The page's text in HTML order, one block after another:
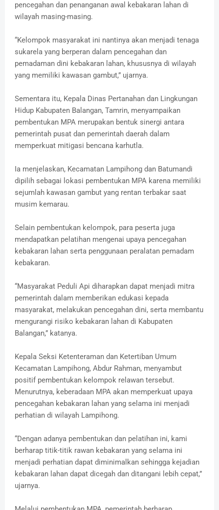
pencegahan dan penanganan awal kebakaran lahan di
wilayah masing-masing.
“Kelompok masyarakat ini nantinya akan menjadi tenaga
sukarela yang berperan dalam pencegahan dan
pemadaman dini kebakaran lahan, khususnya di wilayah
yang memiliki kawasan gambut,” ujarnya.
Sementara itu, Kepala Dinas Pertanahan dan Lingkungan
Hidup Kabupaten Balangan, Tamrin, menyampaikan
pembentukan MPA merupakan bentuk sinergi antara
pemerintah pusat dan pemerintah daerah dalam
memperkuat mitigasi bencana karhutla.
Ia menjelaskan, Kecamatan Lampihong dan Batumandi
dipilih sebagai lokasi pembentukan MPA karena memiliki
sejumlah kawasan gambut yang rentan terbakar saat
musim kemarau.
Selain pembentukan kelompok, para peserta juga
mendapatkan pelatihan mengenai upaya pencegahan
kebakaran lahan serta penggunaan peralatan pemadam
kebakaran.
“Masyarakat Peduli Api diharapkan dapat menjadi mitra
pemerintah dalam memberikan edukasi kepada
masyarakat, melakukan pencegahan dini, serta membantu
mengurangi risiko kebakaran lahan di Kabupaten
Balangan,” katanya.
Kepala Seksi Ketenteraman dan Ketertiban Umum
Kecamatan Lampihong, Abdur Rahman, menyambut
positif pembentukan kelompok relawan tersebut.
Menurutnya, keberadaan MPA akan memperkuat upaya
pencegahan kebakaran lahan yang selama ini menjadi
perhatian di wilayah Lampihong.
“Dengan adanya pembentukan dan pelatihan ini, kami
berharap titik-titik rawan kebakaran yang selama ini
menjadi perhatian dapat diminimalkan sehingga kejadian
kebakaran lahan dapat dicegah dan ditangani lebih cepat,”
ujarnya.